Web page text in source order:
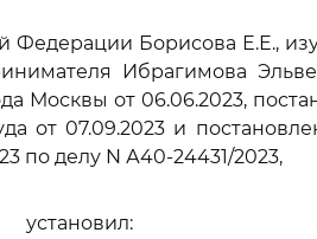
Федерации Борисова Е.Е.,
Ибрагимова
Москвы от 06.06.2023,
от 07.09.2023 и
по делу N А40-24431/2023,
установил: